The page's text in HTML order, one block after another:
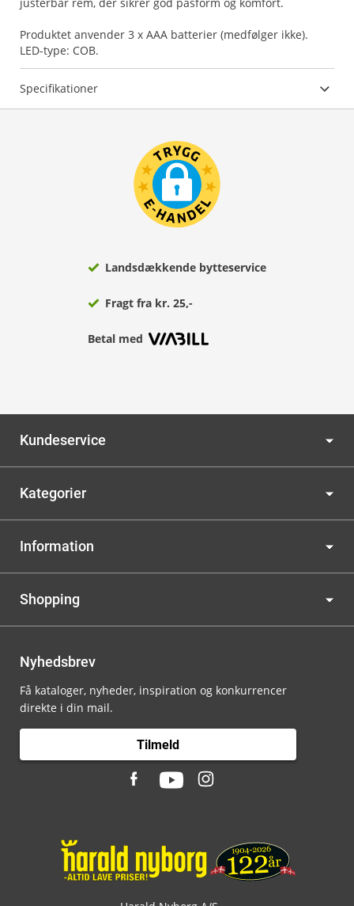
Produktet anvender 3 x AAA batterier (medfølger ikke).
LED-type: COB.
Specifikationer
Landsdækkende bytteservice
Fragt fra kr. 25,-
Betal med
Kundeservice
Kategorier
Information
Shopping
Nyhedsbrev
Få kataloger, nyheder, inspiration og konkurrencer
direkte i din mail.
Tilmeld